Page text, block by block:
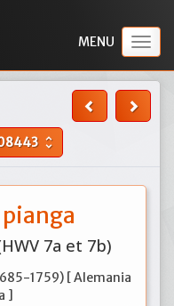
unfold_more
7a et 7b)
1759) [ Alemania
]